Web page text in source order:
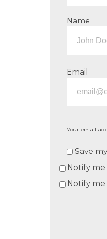
Name
Email
Your email
Save
Notify
Notify me